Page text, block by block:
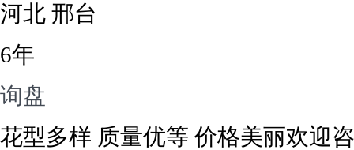
河北 邢台
6年
询盘
花型多样 质量优等 价格美丽欢迎